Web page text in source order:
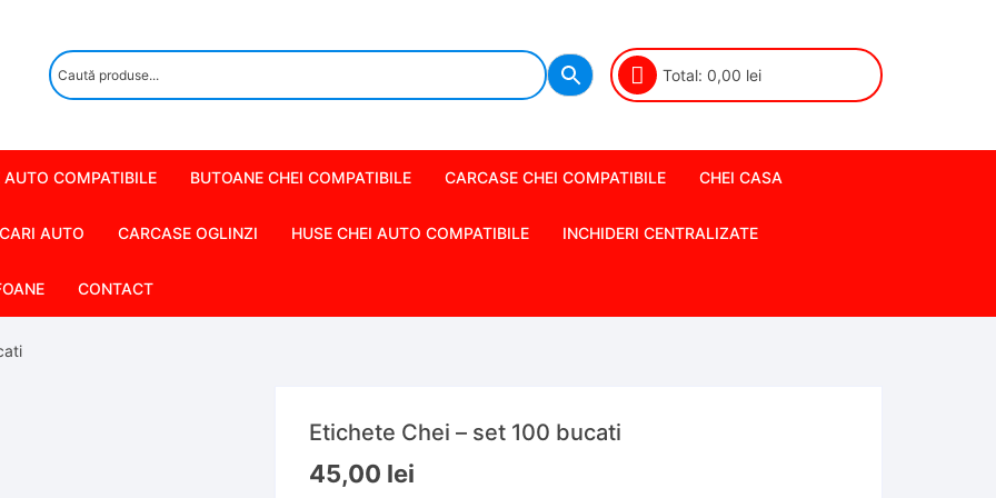
Total: 0,00 lei
AUTO COMPATIBILE BUTOANE CHEI COMPATIBILE CARCASE CHEI COMPATIBILE CHEI CASA
AUTO CARCASE OGLINZI HUSE CHEI AUTO COMPATIBILE INCHIDERI CENTRALIZATE
CONTACT
Etichete Chei – set 100 bucati
45,00 lei